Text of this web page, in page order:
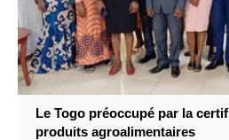
Le Togo préoccupé par la
produits agroalimentaires